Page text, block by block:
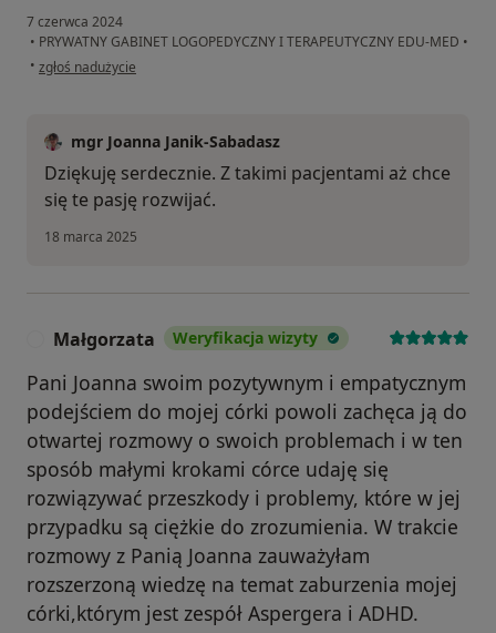
7 czerwca 2024
• PRYWATNY GABINET LOGOPEDYCZNY I TERAPEUTYCZNY EDU-MED •
• w opinii użytkownika Karolina
zgłoś nadużycie
mgr Joanna Janik-Sabadasz
Dziękuję serdecznie. Z takimi pacjentami aż chce
się te pasję rozwijać.
18 marca 2025
Małgorzata Weryfikacja wizyty
Pani Joanna swoim pozytywnym i empatycznym
podejściem do mojej córki powoli zachęca ją do
otwartej rozmowy o swoich problemach i w ten
sposób małymi krokami córce udaję się
rozwiązywać przeszkody i problemy, które w jej
przypadku są ciężkie do zrozumienia. W trakcie
rozmowy z Panią Joanna zauważyłam
rozszerzoną wiedzę na temat zaburzenia mojej
córki,którym jest zespół Aspergera i ADHD.